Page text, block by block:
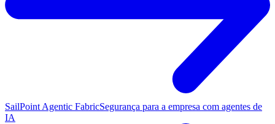
SailPoint Agentic FabricSegurança para a empresa com agentes de
IA